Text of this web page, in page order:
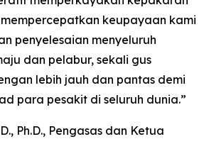
keupayaan kami
penyelesaian menyeluruh
dan pelabur, sekali gus
lebih jauh dan pantas demi
para pesakit di seluruh dunia.”
Ph.D., Pengasas dan Ketua